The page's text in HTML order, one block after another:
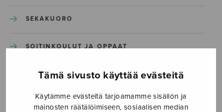
Tämä sivusto käyttää evästeitä
Käytämme evästeitä tarjoamamme sisällön ja
mainosten räätälöimiseen, sosiaalisen median
SEKAKUORO
SOITINKOULUT JA OPPAAT
SOITINMUSIIKKI
YKSINLAULU